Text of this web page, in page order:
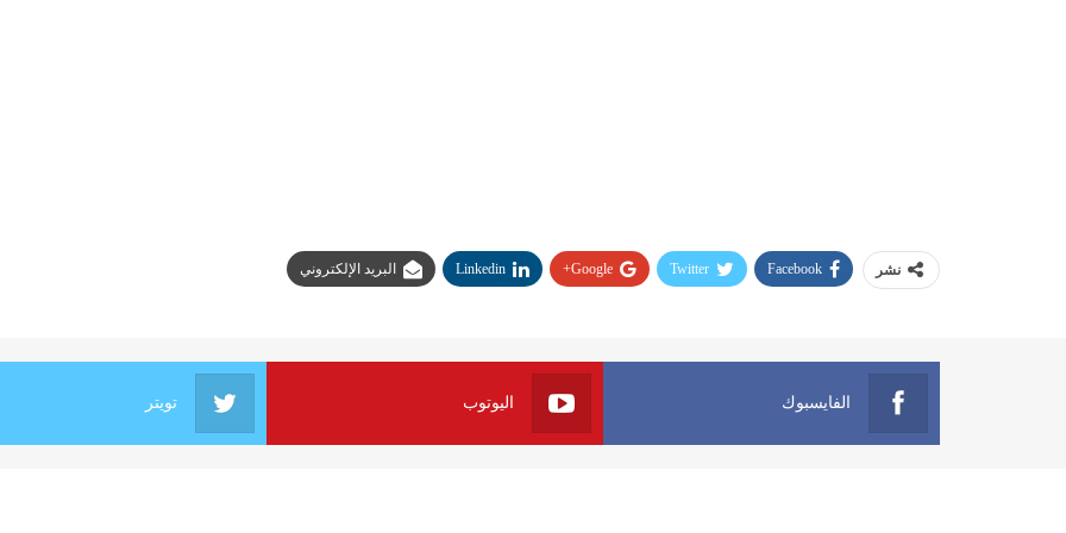
نشر Facebook
Twitter
Google+
Linkedin البريد الإلكتروني
الفايسبوك اليوتوب تويتر